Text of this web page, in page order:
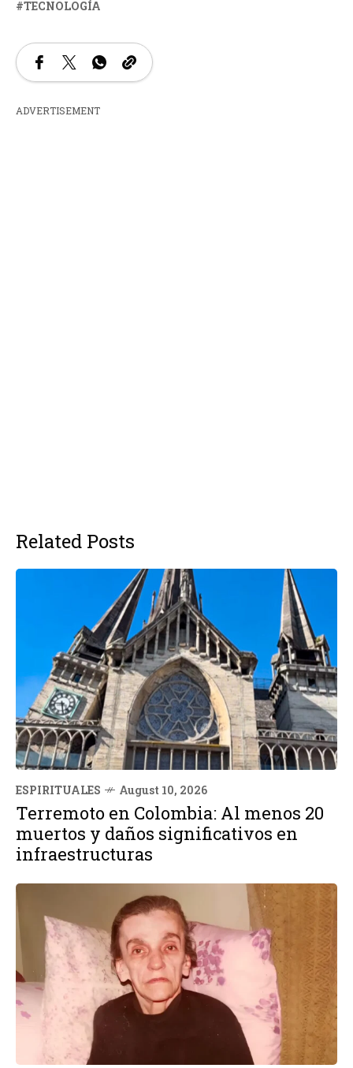
TECNOLOGÍA
ADVERTISEMENT
Related Posts
ESPIRITUALES August 10, 2026
Terremoto en Colombia: Al menos 20
muertos y daños significativos en
infraestructuras